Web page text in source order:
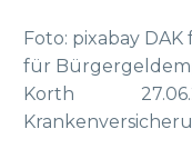
Foto: pixabay
für
Korth